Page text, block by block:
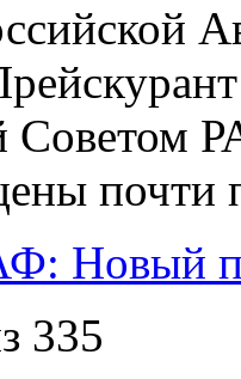
почти
Новый
335